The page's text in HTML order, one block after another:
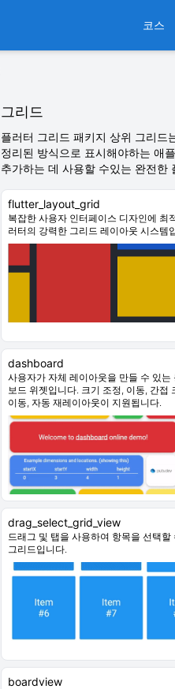
코스
그리드
플러터 그리드 패키지 상위 그리드
정리된 방식으로 표시해야하는 애
추가하는 데 사용할 수있는 완전한
flutter_layout_grid
복잡한 사용자 인터페이스 디자인에 최
러터의 강력한 그리드 레이아웃 시스템
dashboard
사용자가 자체 레이아웃을 만들 수 있는
보드 위젯입니다. 크기 조정, 이동, 간접
이동, 자동 재레이아웃이 지원됩니다.
drag_select_grid_view
드래그 및 탭을 사용하여 항목을 선택할
그리드입니다.
boardview